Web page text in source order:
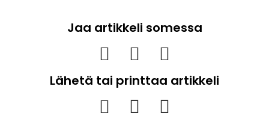
Jaa artikkeli somessa
Lähetä tai printtaa artikkeli